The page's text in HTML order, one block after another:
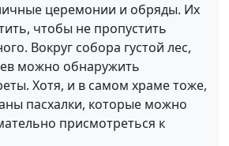
церемонии и обряды. Их
чтобы не пропустить
Вокруг собора густой лес,
можно обнаружить
Хотя, и в самом храме тоже,
пасхалки, которые можно
присмотреться к